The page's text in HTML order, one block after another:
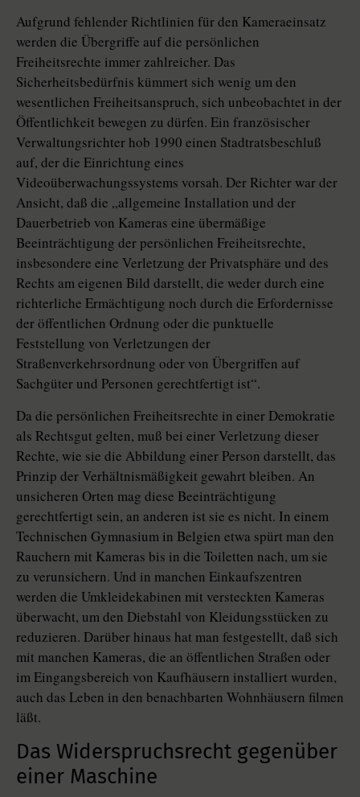
Aufgrund fehlender Richtlinien für den Kameraeinsatz
werden die Übergriffe auf die persönlichen
Freiheitsrechte immer zahlreicher. Das
Sicherheitsbedürfnis kümmert sich wenig um den
wesentlichen Freiheitsanspruch, sich unbeobachtet in der
Öffentlichkeit bewegen zu dürfen. Ein französischer
Verwaltungsrichter hob 1990 einen Stadtratsbeschluß
auf, der die Einrichtung eines
Videoüberwachungssystems vorsah. Der Richter war der
Ansicht, daß die „allgemeine Installation und der
Dauerbetrieb von Kameras eine übermäßige
Beeinträchtigung der persönlichen Freiheitsrechte,
insbesondere eine Verletzung der Privatsphäre und des
Rechts am eigenen Bild darstellt, die weder durch eine
richterliche Ermächtigung noch durch die Erfordernisse
der öffentlichen Ordnung oder die punktuelle
Feststellung von Verletzungen der
Straßenverkehrsordnung oder von Übergriffen auf
Sachgüter und Personen gerechtfertigt ist“.
Da die persönlichen Freiheitsrechte in einer Demokratie
als Rechtsgut gelten, muß bei einer Verletzung dieser
Rechte, wie sie die Abbildung einer Person darstellt, das
Prinzip der Verhältnismäßigkeit gewahrt bleiben. An
unsicheren Orten mag diese Beeinträchtigung
gerechtfertigt sein, an anderen ist sie es nicht. In einem
Technischen Gymnasium in Belgien etwa spürt man den
Rauchern mit Kameras bis in die Toiletten nach, um sie
zu verunsichern. Und in manchen Einkaufszentren
werden die Umkleidekabinen mit versteckten Kameras
überwacht, um den Diebstahl von Kleidungsstücken zu
reduzieren. Darüber hinaus hat man festgestellt, daß sich
mit manchen Kameras, die an öffentlichen Straßen oder
im Eingangsbereich von Kaufhäusern installiert wurden,
auch das Leben in den benachbarten Wohnhäusern filmen
läßt.
Das Widerspruchsrecht gegenüber
einer Maschine